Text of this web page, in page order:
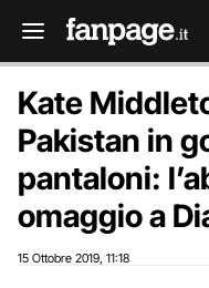
Kate
Pakistan in
pantaloni:
omaggio a
15 Ottobre 2019 11:18